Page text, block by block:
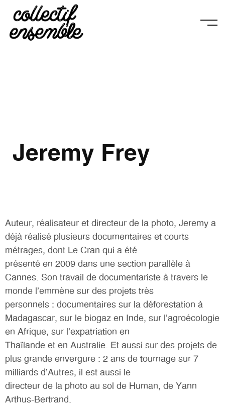
Jeremy Frey
Auteur, réalisateur et directeur de la photo, Jeremy a
déjà réalisé plusieurs documentaires et courts
métrages, dont Le Cran qui a été
présenté en 2009 dans une section parallèle à
Cannes. Son travail de documentariste à travers le
monde l’emmène sur des projets très
personnels : documentaires sur la déforestation à
Madagascar, sur le biogaz en Inde, sur l’agroécologie
en Afrique, sur l’expatriation en
Thaïlande et en Australie. Et aussi sur des projets de
plus grande envergure : 2 ans de tournage sur 7
milliards d’Autres, il est aussi le
directeur de la photo au sol de Human, de Yann
Arthus-Bertrand.